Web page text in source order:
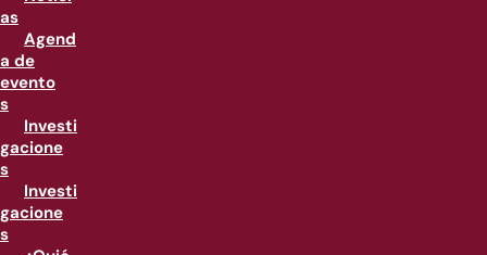
as
Agend
a de
evento
s
Investi
gacione
s
Investi
gacione
s